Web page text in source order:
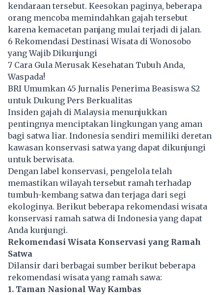
kendaraan tersebut. Keesokan paginya, beberapa
orang mencoba memindahkan gajah tersebut
karena kemacetan panjang mulai terjadi di jalan.
6 Rekomendasi Destinasi Wisata di Wonosobo
yang Wajib Dikunjungi
7 Cara Gula Merusak Kesehatan Tubuh Anda,
Waspada!
BRI Umumkan 45 Jurnalis Penerima Beasiswa S2
untuk Dukung Pers Berkualitas
Insiden gajah di Malaysia menunjukkan
pentingnya menciptakan lingkungan yang aman
bagi satwa liar. Indonesia sendiri memiliki deretan
kawasan konservasi satwa yang dapat dikunjungi
untuk berwisata.
Dengan label konservasi, pengelola telah
memastikan wilayah tersebut ramah terhadap
tumbuh-kembang satwa dan terjaga dari segi
ekologinya. Berikut beberapa rekomendasi wisata
konservasi ramah satwa di Indonesia yang dapat
Anda kunjungi.
Rekomendasi Wisata Konservasi yang Ramah
Satwa
Dilansir dari berbagai sumber berikut beberapa
rekomendasi wisata yang ramah sawa:
1. Taman Nasional Way Kambas